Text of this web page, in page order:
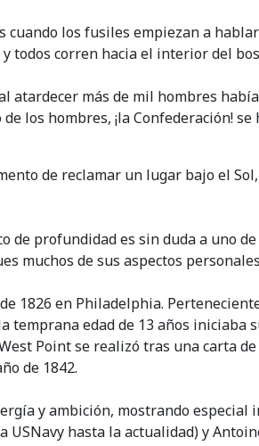
los fusiles empiezan a
todos corren hacia el interior del
atardecer más de mil hombres
los hombres, ¡la Confederación!
de reclamar un lugar bajo el
de profundidad es sin duda a uno
muchos de sus aspectos
1826 en Philadelphia.
temprana edad de 13 años
Point se realizó tras una carta
de 1842.
y ambición, mostrando
hasta la actualidad) y